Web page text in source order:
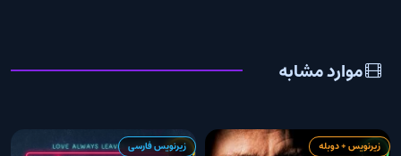
موارد مشابه
زیرنویس + دوبله زیرنویس فارسی